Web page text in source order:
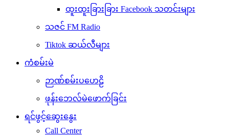
ထူးထူးခြားခြား Facebook သတင်းများ
သဇင် FM Radio
Tiktok ဆယ်လီများ
ကံစမ်းမဲ
ဉာဏ်စမ်းပဟေဠိ
ဖုန်းဘေလ်မဲဖောက်ခြင်း
ရင်ဖွင့်ဆွေးနွေး
Call Center